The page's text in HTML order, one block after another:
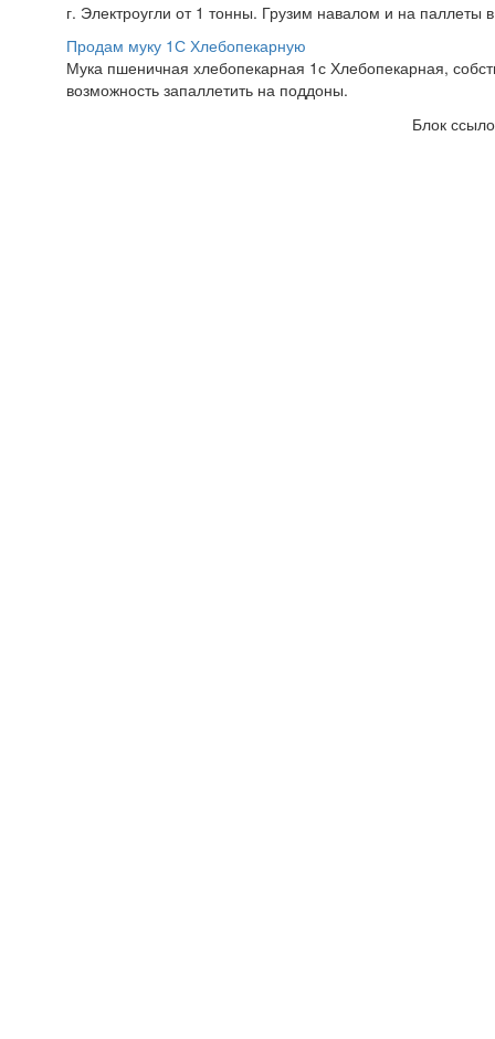
г. Электроугли от 1 тонны. Грузим навалом и на паллеты
Продам муку 1С Хлебопекарную
Мука пшеничная хлебопекарная 1с Хлебопекарная,
возможность запаллетить на поддоны.
Блок